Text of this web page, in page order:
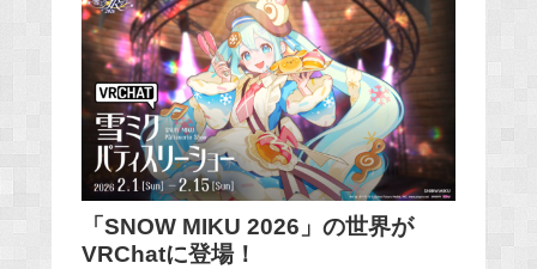
「SNOW MIKU 2026」の世界が
VRChatに登場！